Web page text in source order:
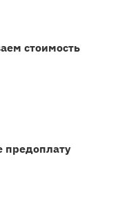
стоимость
предоплату